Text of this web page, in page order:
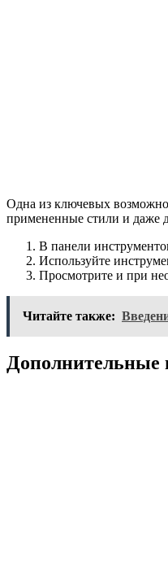
Одна из ключевых
примененные стили и даже
В панели
Используйте
Просмотрите и при
Читайте также:
Дополнительные